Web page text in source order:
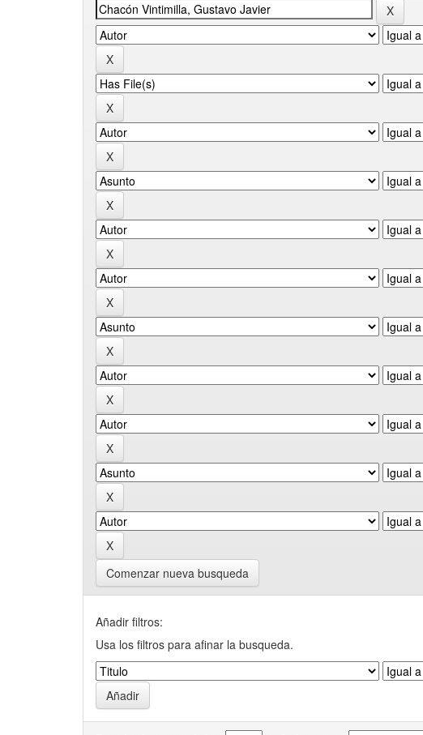
Comenzar nueva busqueda
Añadir filtros:
Usa los filtros para afinar la busqueda.